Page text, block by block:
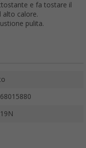
e fa tostare il
alto calore.
pulita.